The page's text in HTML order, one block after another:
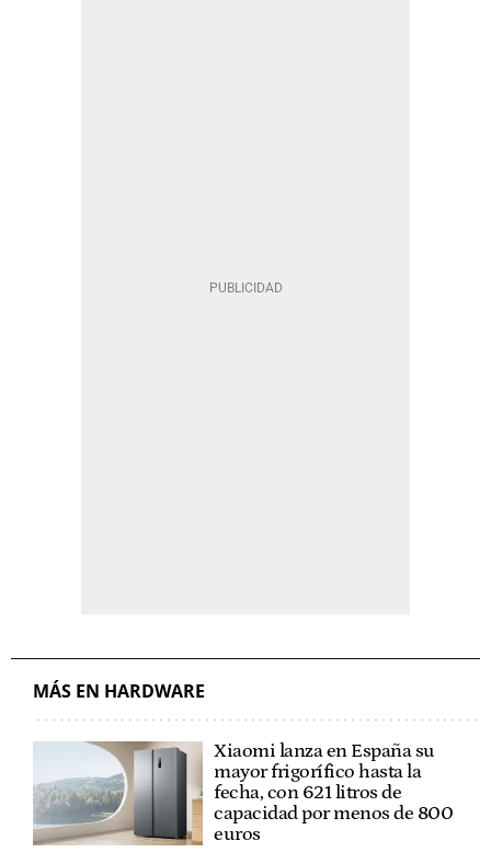
MÁS EN HARDWARE
Xiaomi lanza en España su
mayor frigorífico hasta la
fecha, con 621 litros de
capacidad por menos de 800
euros